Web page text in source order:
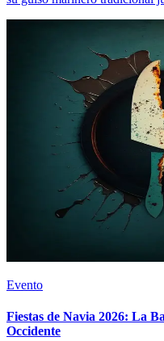
Evento
Fiestas de Navia 2026: La
Occidente